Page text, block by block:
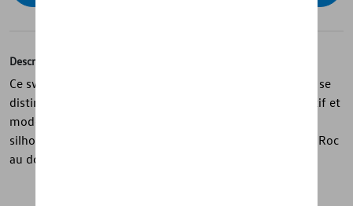
Description
Ce sweat à capuche pour hommes de la collection T-Roc se
distingue par sa couleur Canary Yellow et son style sportif et
moderne. Confectionné en 100 % coton, il présente une
silhouette T-Roc imprimée à l’avant et une inscription T-Roc
au dos, avec un bouton Volkswagen comme finition.